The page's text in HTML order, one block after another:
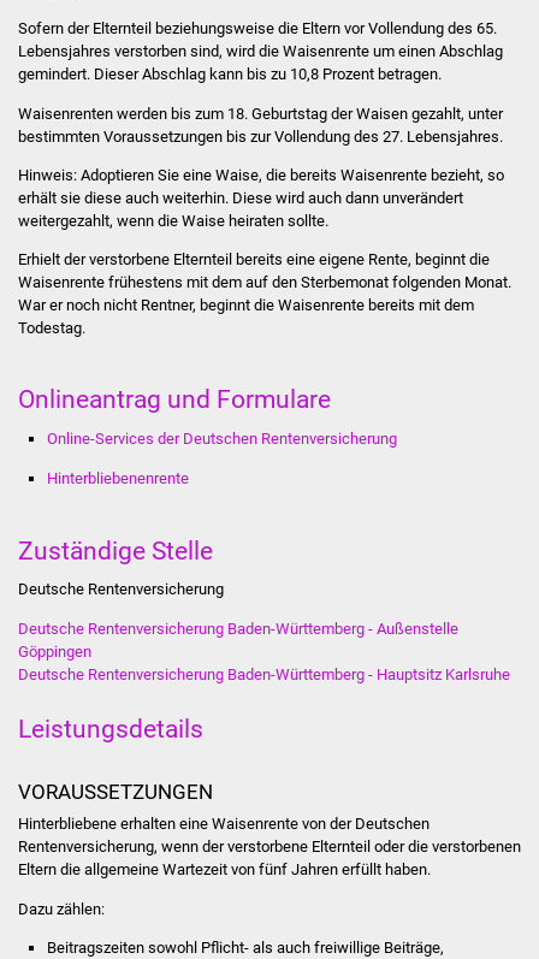
Wahlen
Stadtinfo
Jubiläumsjahr 2021
Partnerstädte
Projekte
Sanierung Hallenbad
Bürger & Service
Was erledige ich wo
Formulare
Sofern der Elternteil beziehungsweise die Eltern vor Vollendung des 65.
Lebensjahres verstorben sind, wird die Waisenrente um einen Abschlag
gemindert. Dieser Abschlag kann bis zu 10,8 Prozent betragen.
Waisenrenten werden bis zum 18. Geburtstag der Waisen gezahlt, unter
bestimmten Voraussetzungen bis zur Vollendung des 27. Lebensjahres.
Hinweis: Adoptieren Sie eine Waise, die bereits Waisenrente bezieht, so
erhält sie diese auch weiterhin. Diese wird auch dann unverändert
weitergezahlt, wenn die Waise heiraten sollte.
Erhielt der verstorbene Elternteil bereits eine eigene Rente, beginnt die
Waisenrente frühestens mit dem auf den Sterbemonat folgenden Monat.
War er noch nicht Rentner, beginnt die Waisenrente bereits mit dem
Todestag.
Onlineantrag und Formulare
Online-Services der Deutschen Rentenversicherung
Hinterbliebenenrente
Zuständige Stelle
Deutsche Rentenversicherung
Deutsche Rentenversicherung Baden-Württemberg - Außenstelle
Göppingen
Deutsche Rentenversicherung Baden-Württemberg - Hauptsitz Karlsruhe
Leistungsdetails
VORAUSSETZUNGEN
Hinterbliebene erhalten eine Waisenrente von der Deutschen
Rentenversicherung, wenn der verstorbene Elternteil oder die verstorbenen
Eltern die allgemeine Wartezeit von fünf Jahren erfüllt haben.
Dazu zählen:
Beitragszeiten sowohl Pflicht- als auch freiwillige Beiträge,